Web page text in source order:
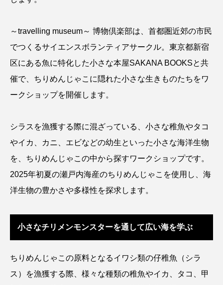
アサヒガニ
アッキガイ アナゴ アブラツノザメ
アブラボテ アマガエル アマゴ
アマダイ アミメハギ アメリカザリガニ
アユ アリアケギバチ
アンコウ イカ イカナゴ イクラ
イッカク イトウ イトヒキアジ
イトヨリダイ イモリ イラスト
イリエワニ イワナ インドネシア
～travelling museum～ 博物倶楽部は、首都圏近郊の市民
でつくるサイエンスボランティアサークル。東京都新宿
区にある魚に特化した小さな本屋SAKANA BOOKSと共
催で、ちりめんじゃこに隠れた小さな生きものたちをワ
ークショップを開催します。
シラスを漁獲する際に混ざっている、小さな稚魚やタコ
やイカ、カニ、エビなどの幼生といった小さな海洋生物
を、ちりめんじゃこの中から探すワークショップです。
2025年初夏の瀬戸内海産のちりめんじゃこを使用し、海
洋生物の豊かさや多様性を探求します。
小さなチリメンモンスターを通して広い海を学ぶ
ちりめんじゃこの原料となるイワシ類の仔稚魚（シラ
ス）を漁獲する際、様々な種類の稚魚やイカ、タコ、甲